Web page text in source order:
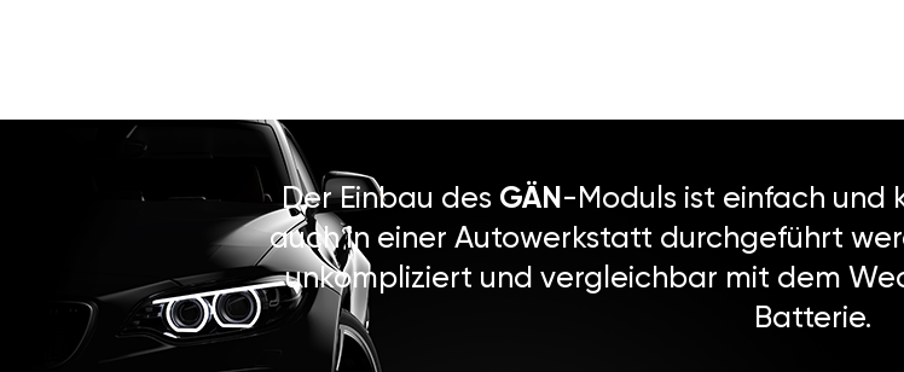
Der Einbau des GÄN-Moduls ist einfach und
auch in einer Autowerkstatt durchgeführt
unkompliziert und vergleichbar mit dem
Batterie.